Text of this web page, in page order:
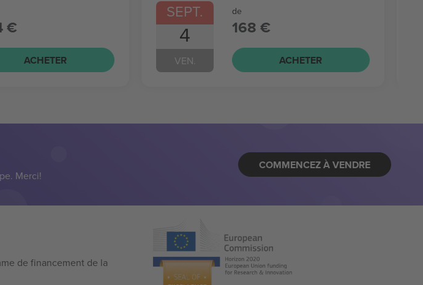
€
ACHETER
SEPT.
4
VEN.
de
168 €
ACHETER
Merci!
COMMENCEZ À VENDRE
de financement de la